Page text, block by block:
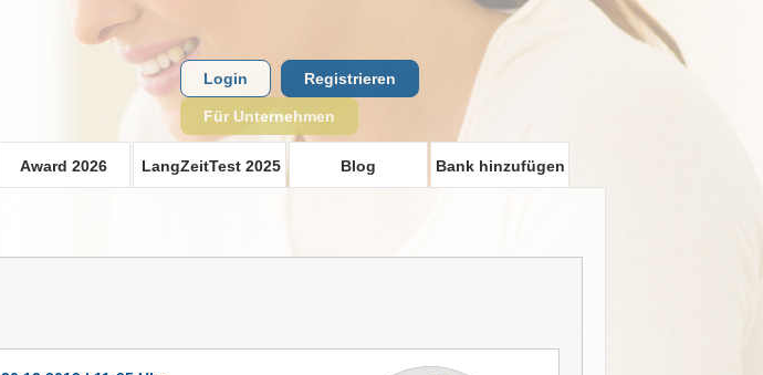
Award 2026 LangZeitTest 2025 Blog Bank hinzufügen
Login Registrieren
Für Unternehmen